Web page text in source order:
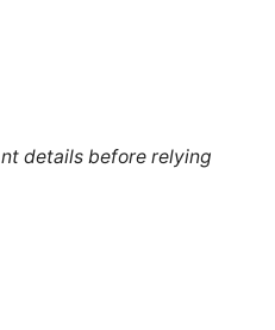
details before relying